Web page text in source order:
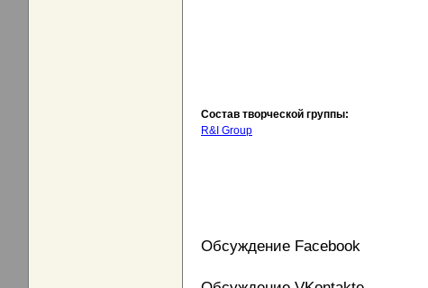
Состав творческой группы:
R&I Group
Обсуждение Facebook